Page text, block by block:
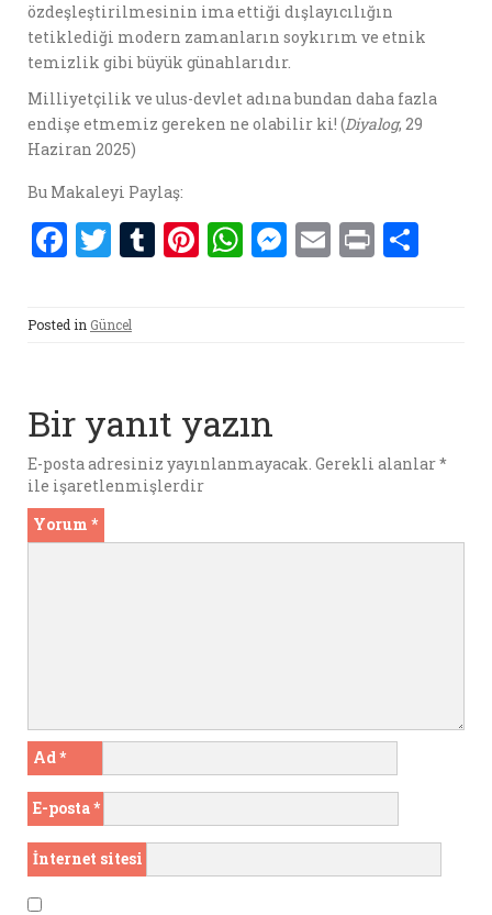
özdeşleştirilmesinin ima ettiği dışlayıcılığın
tetiklediği modern zamanların soykırım ve etnik
temizlik gibi büyük günahlarıdır.
Milliyetçilik ve ulus-devlet adına bundan daha fazla
endişe etmemiz gereken ne olabilir ki! (Diyalog, 29
Haziran 2025)
Bu Makaleyi Paylaş:
F
ce
b
o
k
T
it
te
T Pi W
p
p
M E P
Posted in Güncel
Bir yanıt yazın
E-posta adresiniz yayınlanmayacak. Gerekli alanlar*
ile işaretlenmişlerdir
Yorum *
Ad*
E-posta*
İnternet sitesi